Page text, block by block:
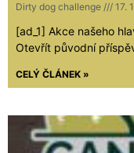
Dirty dog challenge 17.
[ad_1] Akce našeho
Otevřít původní
CELÝ ČLÁNEK »